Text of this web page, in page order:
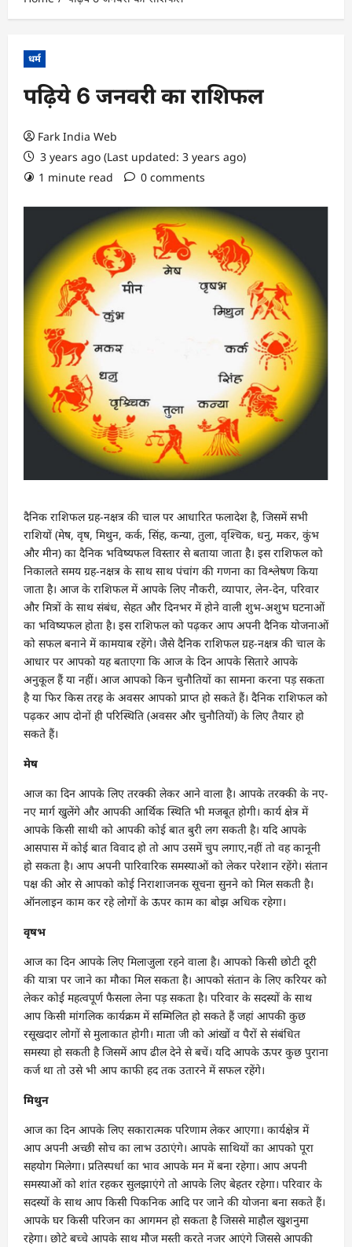
धर्म
पढ़िये 6 जनवरी का राशिफल
Fark India Web
3 years ago (Last updated: 3 years ago)
1 minute read
0 comments
दैनिक राशिफल ग्रह-नक्षत्र की चाल पर आधारित फलादेश है, जिसमें सभी
राशियों (मेष, वृष, मिथुन, कर्क, सिंह, कन्या, तुला, वृश्चिक, धनु, मकर, कुंभ
और मीन) का दैनिक भविष्यफल विस्तार से बताया जाता है। इस राशिफल को
निकालते समय ग्रह-नक्षत्र के साथ साथ पंचांग की गणना का विश्लेषण किया
जाता है। आज के राशिफल में आपके लिए नौकरी, व्यापार, लेन-देन, परिवार
और मित्रों के साथ संबंध, सेहत और दिनभर में होने वाली शुभ-अशुभ घटनाओं
का भविष्यफल होता है। इस राशिफल को पढ़कर आप अपनी दैनिक योजनाओं
को सफल बनाने में कामयाब रहेंगे। जैसे दैनिक राशिफल ग्रह-नक्षत्र की चाल के
आधार पर आपको यह बताएगा कि आज के दिन आपके सितारे आपके
अनुकूल हैं या नहीं। आज आपको किन चुनौतियों का सामना करना पड़ सकता
है या फिर किस तरह के अवसर आपको प्राप्त हो सकते हैं। दैनिक राशिफल को
पढ़कर आप दोनों ही परिस्थिति (अवसर और चुनौतियों) के लिए तैयार हो
सकते हैं।
मेष
आज का दिन आपके लिए तरक्की लेकर आने वाला है। आपके तरक्की के नए-
नए मार्ग खुलेंगे और आपकी आर्थिक स्थिति भी मजबूत होगी। कार्य क्षेत्र में
आपके किसी साथी को आपकी कोई बात बुरी लग सकती है। यदि आपके
आसपास में कोई बात विवाद हो तो आप उसमें चुप लगाए,नहीं तो वह कानूनी
हो सकता है। आप अपनी पारिवारिक समस्याओं को लेकर परेशान रहेंगे। संतान
पक्ष की ओर से आपको कोई निराशाजनक सूचना सुनने को मिल सकती है।
ऑनलाइन काम कर रहे लोगों के ऊपर काम का बोझ अधिक रहेगा।
वृषभ
आज का दिन आपके लिए मिलाजुला रहने वाला है। आपको किसी छोटी दूरी
की यात्रा पर जाने का मौका मिल सकता है। आपको संतान के लिए करियर को
लेकर कोई महत्वपूर्ण फैसला लेना पड़ सकता है। परिवार के सदस्यों के साथ
आप किसी मांगलिक कार्यक्रम में सम्मिलित हो सकते हैं जहां आपकी कुछ
रसूखदार लोगों से मुलाकात होगी। माता जी को आंखों व पैरों से संबंधित
समस्या हो सकती है जिसमें आप ढील देने से बचें। यदि आपके ऊपर कुछ पुराना
कर्ज था तो उसे भी आप काफी हद तक उतारने में सफल रहेंगे।
मिथुन
आज का दिन आपके लिए सकारात्मक परिणाम लेकर आएगा। कार्यक्षेत्र में
आप अपनी अच्छी सोच का लाभ उठाएंगे। आपके साथियों का आपको पूरा
सहयोग मिलेगा। प्रतिस्पर्धा का भाव आपके मन में बना रहेगा। आप अपनी
समस्याओं को शांत रहकर सुलझाएंगे तो आपके लिए बेहतर रहेगा। परिवार के
सदस्यों के साथ आप किसी पिकनिक आदि पर जाने की योजना बना सकते हैं।
आपके घर किसी परिजन का आगमन हो सकता है जिससे माहौल खुशनुमा
रहेगा। छोटे बच्चे आपके साथ मौज मस्ती करते नजर आएंगे जिससे आपकी